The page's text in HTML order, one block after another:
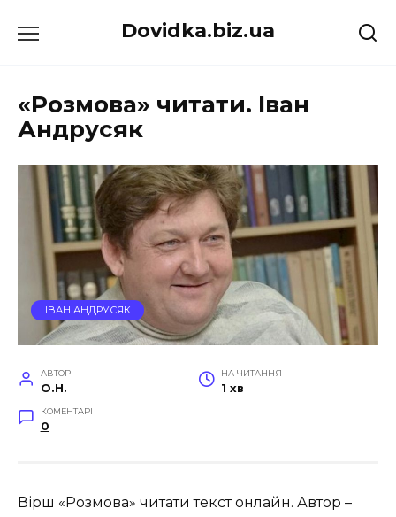
до
Dovidka.biz.ua
«Розмова» читати. Іван
Андрусяк
ІВАН АНДРУСЯК
АВТОР
O.H.
НА ЧИТАННЯ
1 хв
КОМЕНТАРІ
0
Вірш «Розмова» читати текст онлайн. Автор –